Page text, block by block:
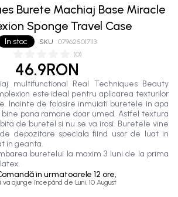
(0)
In stoc SKU 079625017113
Burete Machiaj Base Miracle
Sponge Travel Case
46.9RON
multifunctional Real Techniques Beauty
este ideal pentru aplicarea texturilor
Inainte de folosire inmuiati buretele in apa
pana ramane doar umed. Astfel textura
de buretel si nu se va irosi. Buretele vine
depozitare speciala fiind usor de luat in
in geanta.
buretelui la maxim 3 luni de la prima
in urmatoarele 12 ore,
va ajunge începând de Luni, 10 August